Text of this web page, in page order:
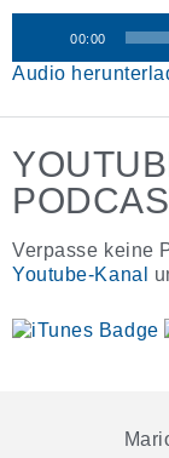
Audio-
00:00
Audio
Verpasse keine
Youtube-Kanal